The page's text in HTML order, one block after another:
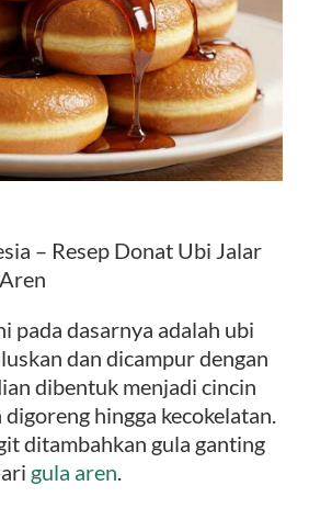
– Resep Donat Ubi Jalar
pada dasarnya adalah ubi
dan dicampur dengan
dibentuk menjadi cincin
hingga kecokelatan.
ditambahkan gula ganting
gula aren.